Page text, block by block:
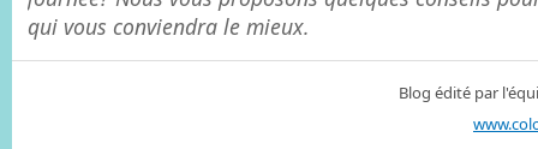
qui vous conviendra le mieux.
Blog édité par